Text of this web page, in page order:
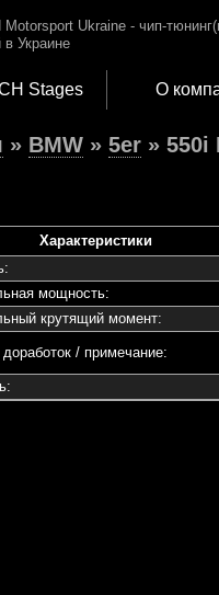
Stages О
» BMW » 5er » 550i
Характеристики
мощность:
крутящий момент:
/ примечание: